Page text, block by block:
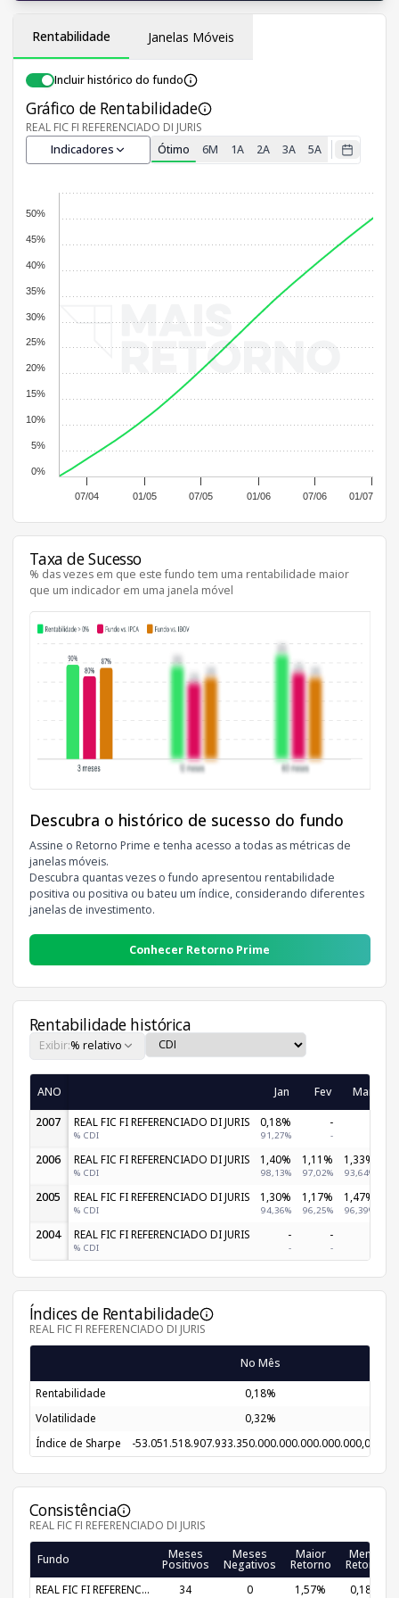
Rentabilidade Janelas Móveis
Incluir histórico do fundo
Gráfico de Rentabilidade
REAL FIC FI REFERENCIADO DI JURIS
Indicadores Ótimo 6M 1A 2A 3A 5A
07/04 01/05 07/05 01/06 07/06 01/07
0%
5%
10%
15%
20%
25%
30%
35%
40%
45%
50%
Taxa de Sucesso
% das vezes em que este fundo tem uma rentabilidade maior
que um indicador em uma janela móvel
Descubra o histórico de sucesso do fundo
Assine o Retorno Prime e tenha acesso a todas as métricas de
janelas móveis.
Descubra quantas vezes o fundo apresentou rentabilidade
positiva ou positiva ou bateu um índice, considerando diferentes
janelas de investimento.
Conhecer Retorno Prime
Rentabilidade histórica
Exibir:% relativo
ANO Jan Fev Mar
2007
REAL FIC FI REFERENCIADO DI JURIS
% CDI
0,18%
91,27%
-
-
2006 REAL FIC FI REFERENCIADO DI JURIS
% CDI
1,40%
98,13%
1,11%
97,02%
1,33%
93,64%
2005 REAL FIC FI REFERENCIADO DI JURIS
% CDI
1,30%
94,36%
1,17%
96,25%
1,47%
96,39%
2004 REAL FIC FI REFERENCIADO DI JURIS
% CDI
-
-
-
-
Índices de Rentabilidade
REAL FIC FI REFERENCIADO DI JURIS
No Mês
Rentabilidade
0,18%
Volatilidade
0,32%
Índice de Sharpe
-53.051.518.907.933.350.000.000.000.000.000,00 tri
Consistência
REAL FIC FI REFERENCIADO DI JURIS
Fundo Meses
Positivos
Meses
Negativos
Maior
Retorno
Menor
Retorno
REAL FIC FI REFERENC... 34 0 1,57% 0,18%